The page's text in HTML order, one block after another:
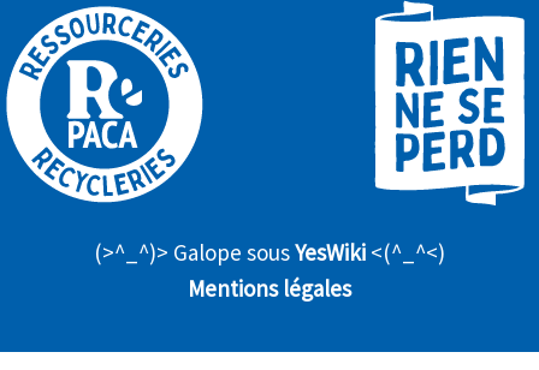
(>^_^)> Galope sousYesWiki <(^_^<)
Mentions légales